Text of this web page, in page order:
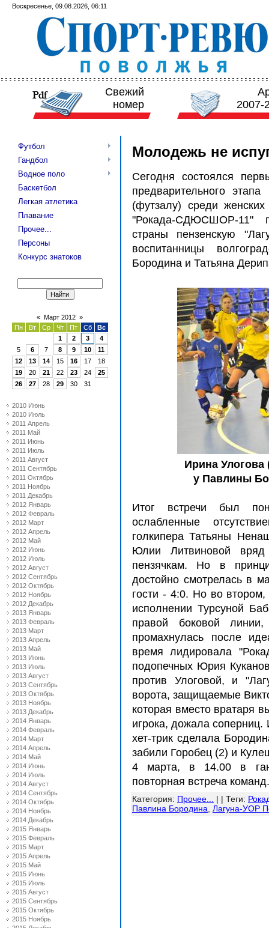
Воскресенье, 09.08.2026, 06:11
Свежий
номер
2007-
Футбол
Гандбол
Водное поло
Баскетбол
Легкая атлетика
Плавание
Прочее...
Персоны
Конкурс знатоков
« Март 2012 »
Пн
Вт Ср Чт Пт Сб
Вс
1
2 3
4
5
6 7 8 9 10
11
12
13 14 15 16 17
18
19
20 21 22 23 24
25
26
27 28 29 30 31
2010 Июнь
2010 Июль
2011 Апрель
2011 Май
2011 Июнь
2011 Июль
2011 Август
2011 Сентябрь
2011 Октябрь
2011 Ноябрь
2011 Декабрь
2012 Январь
2012 Февраль
2012 Март
2012 Апрель
2012 Май
2012 Июнь
2012 Июль
2012 Август
2012 Сентябрь
2012 Октябрь
2012 Ноябрь
2012 Декабрь
2013 Январь
2013 Февраль
2013 Март
2013 Апрель
2013 Май
2013 Июнь
2013 Июль
2013 Август
2013 Сентябрь
2013 Октябрь
2013 Ноябрь
2013 Декабрь
2014 Январь
2014 Февраль
2014 Март
2014 Апрель
2014 Май
2014 Июнь
2014 Июль
2014 Август
2014 Сентябрь
2014 Октябрь
2014 Ноябрь
2014 Декабрь
2015 Январь
2015 Февраль
2015 Март
2015 Апрель
2015 Май
2015 Июнь
2015 Июль
2015 Август
2015 Сентябрь
2015 Октябрь
2015 Ноябрь
Молодежь не
Сегодня состоялся
предварительного
(футзалу) среди
"Рокада-СДЮСШОР-11"
страны пензенскую
воспитанницы
Бородина и Татьяна
Ирина
у Павлины
Итог встречи был
ослабленные
голкипера Татьяны
Юлии Литвиновой вряд
пензячкам. Но в
достойно смотрелась в
гости - 4:0. Но во втором,
исполнении Турсуной
правой боковой
промахнулась после
время лидировала
подопечных Юрия
против Улоговой, и
ворота, защищаемые
которая вместо вратаря
игрока, дожала соперниц.
хет-трик сделала
забили Горобец (2) и
4 марта, в 14.00 в
повторная встреча
Категория: Прочее... | | Теги:
Павлина Бородина Лагуна-УОР